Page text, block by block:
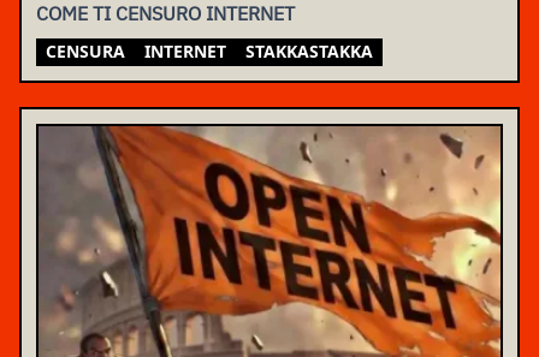
COME TI CENSURO INTERNET
CENSURA INTERNET STAKKASTAKKA